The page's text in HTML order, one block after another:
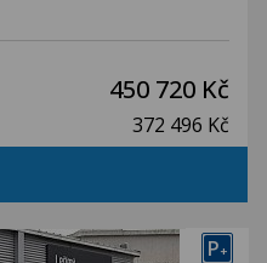
450 720 Kč
372 496 Kč
P+